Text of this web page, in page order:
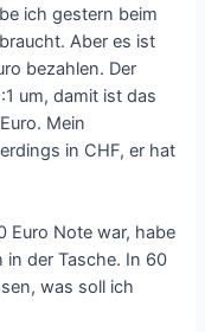
ich gestern beim
Aber es ist
bezahlen. Der
um, damit ist das
Mein
in CHF, er hat
Euro Note war, habe
in der Tasche. In 60
was soll ich